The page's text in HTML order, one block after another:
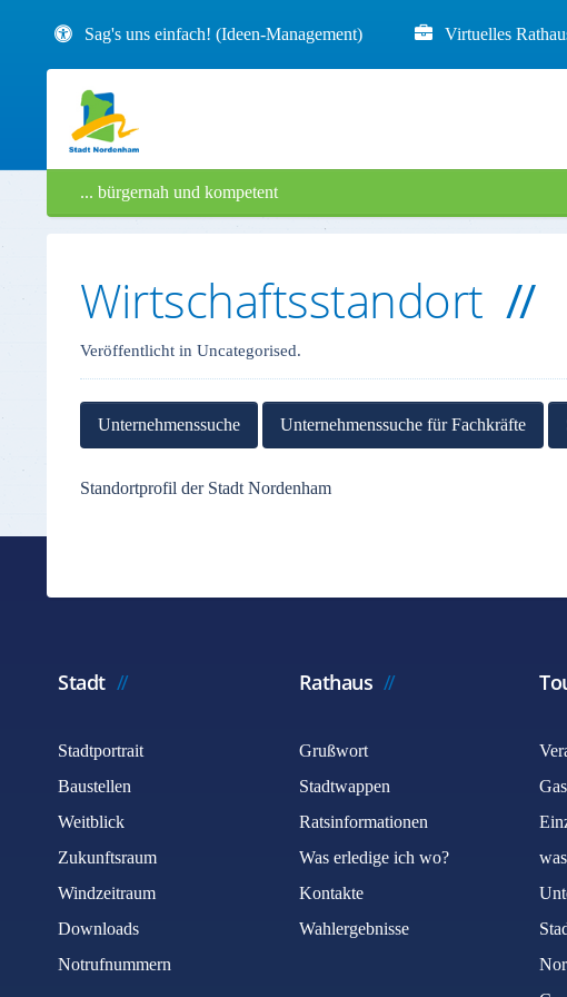
Sag's uns einfach! (Ideen-Management) Virtuelles
... bürgernah und kompetent
Wirtschaftsstandort
Veröffentlicht in Uncategorised.
Unternehmenssuche Unternehmenssuche für Fachkräfte
Standortprofil der Stadt Nordenham
Stadt
Stadtportrait
Baustellen
Weitblick
Zukunftsraum
Windzeitraum
Downloads
Notrufnummern
Rathaus
Grußwort
Stadtwappen
Ratsinformationen
Was erledige ich wo?
Kontakte
Wahlergebnisse
was